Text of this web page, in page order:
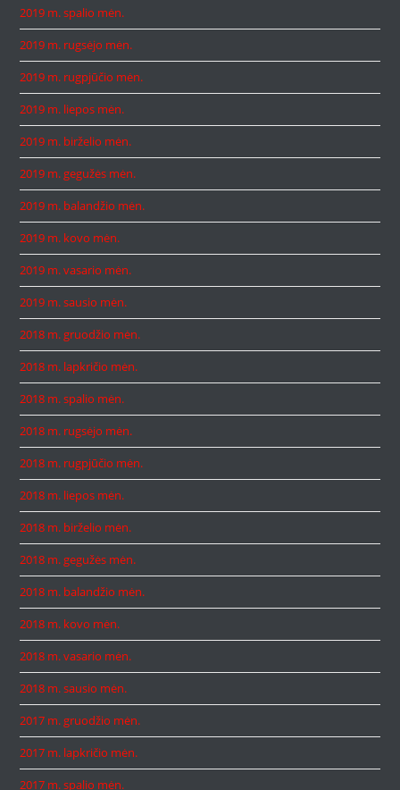
2019 m. spalio mėn.
2019 m. rugsėjo mėn.
2019 m. rugpjūčio mėn.
2019 m. liepos mėn.
2019 m. birželio mėn.
2019 m. gegužės mėn.
2019 m. balandžio mėn.
2019 m. kovo mėn.
2019 m. vasario mėn.
2019 m. sausio mėn.
2018 m. gruodžio mėn.
2018 m. lapkričio mėn.
2018 m. spalio mėn.
2018 m. rugsėjo mėn.
2018 m. rugpjūčio mėn.
2018 m. liepos mėn.
2018 m. birželio mėn.
2018 m. gegužės mėn.
2018 m. balandžio mėn.
2018 m. kovo mėn.
2018 m. vasario mėn.
2018 m. sausio mėn.
2017 m. gruodžio mėn.
2017 m. lapkričio mėn.
2017 m. spalio mėn.